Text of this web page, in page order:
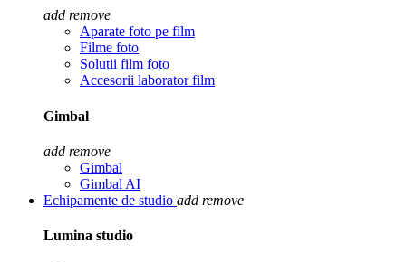
add remove
Aparate foto pe film
Filme foto
Solutii film foto
Accesorii laborator film
Gimbal
add remove
Gimbal
Gimbal AI
Echipamente de studio add remove
Lumina studio